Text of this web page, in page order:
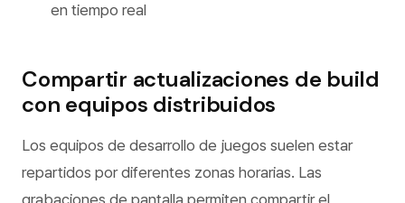
en tiempo real
Compartir actualizaciones de build
con equipos distribuidos
Los equipos de desarrollo de juegos suelen estar
repartidos por diferentes zonas horarias. Las
grabaciones de pantalla permiten compartir el